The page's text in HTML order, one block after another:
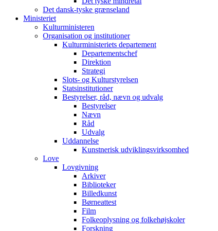
Det dansk-tyske grænseland
Ministeriet
Kulturministeren
Organisation og institutioner
Kulturministeriets departement
Departementschef
Direktion
Strategi
Slots- og Kulturstyrelsen
Statsinstitutioner
Bestyrelser, råd, nævn og udvalg
Bestyrelser
Nævn
Råd
Udvalg
Uddannelse
Kunstnerisk udviklingsvirksomhed
Love
Lovgivning
Arkiver
Biblioteker
Billedkunst
Børneattest
Film
Folkeoplysning og folkehøjskoler
Forskning